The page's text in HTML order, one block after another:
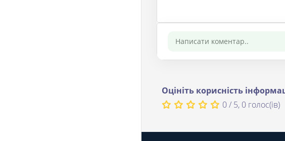
Оцініть корисність
0 / 5, 0 голос(ів)